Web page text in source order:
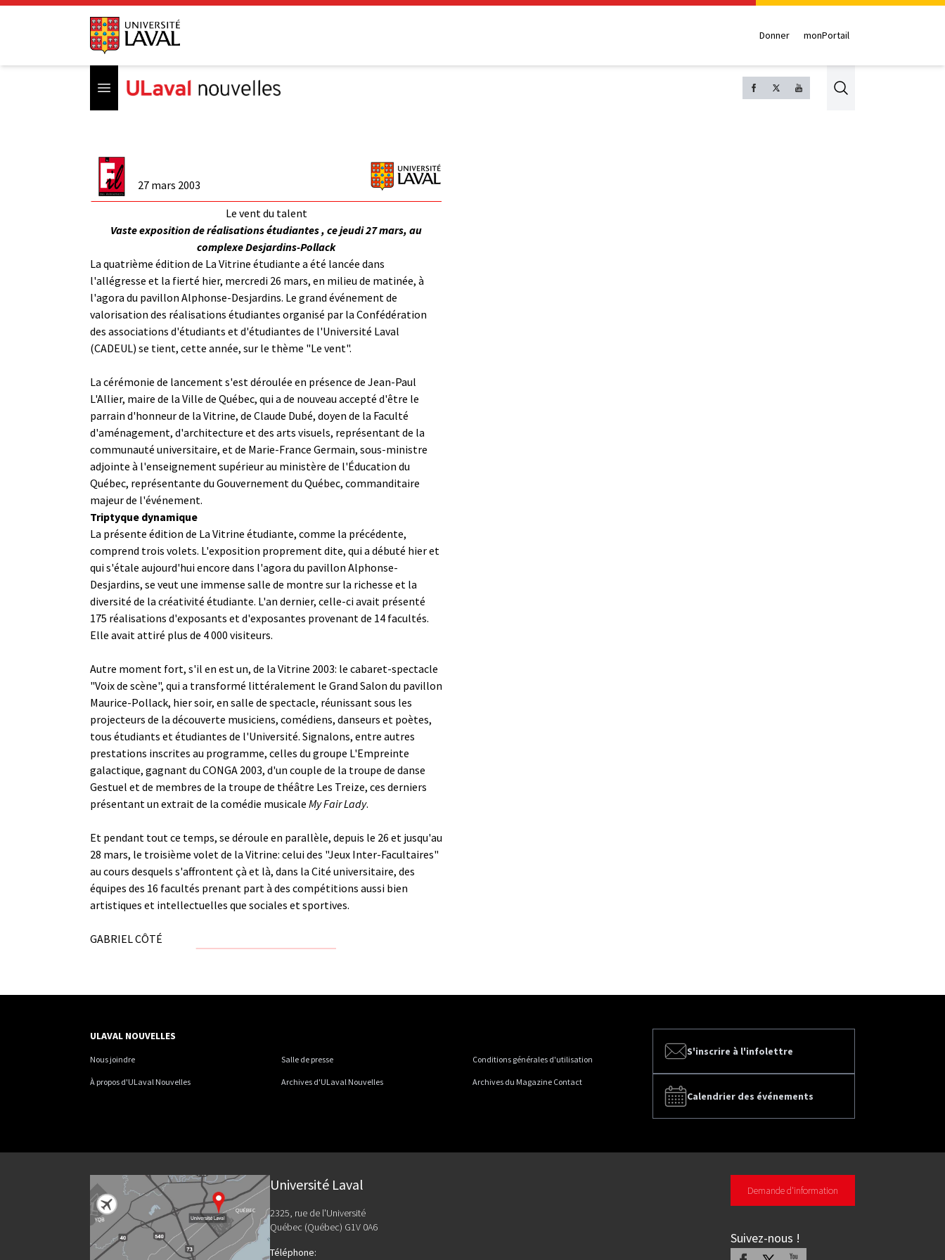
Donner monPortail
Open menu Search
27 mars 2003
Le vent du talent
Vaste exposition de réalisations étudiantes , ce jeudi 27 mars, au
complexe Desjardins-Pollack
La quatrième édition de La Vitrine étudiante a été lancée dans
l'allégresse et la fierté hier, mercredi 26 mars, en milieu de matinée, à
l'agora du pavillon Alphonse-Desjardins. Le grand événement de
valorisation des réalisations étudiantes organisé par la Confédération
des associations d'étudiants et d'étudiantes de l'Université Laval
(CADEUL) se tient, cette année, sur le thème "Le vent".
La cérémonie de lancement s'est déroulée en présence de Jean-Paul
L'Allier, maire de la Ville de Québec, qui a de nouveau accepté d'être le
parrain d'honneur de la Vitrine, de Claude Dubé, doyen de la Faculté
d'aménagement, d'architecture et des arts visuels, représentant de la
communauté universitaire, et de Marie-France Germain, sous-ministre
adjointe à l'enseignement supérieur au ministère de l'Éducation du
Québec, représentante du Gouvernement du Québec, commanditaire
majeur de l'événement.
Triptyque dynamique
La présente édition de La Vitrine étudiante, comme la précédente,
comprend trois volets. L'exposition proprement dite, qui a débuté hier et
qui s'étale aujourd'hui encore dans l'agora du pavillon Alphonse-
Desjardins, se veut une immense salle de montre sur la richesse et la
diversité de la créativité étudiante. L'an dernier, celle-ci avait présenté
175 réalisations d'exposants et d'exposantes provenant de 14 facultés.
Elle avait attiré plus de 4 000 visiteurs.
Autre moment fort, s'il en est un, de la Vitrine 2003: le cabaret-spectacle
"Voix de scène", qui a transformé littéralement le Grand Salon du pavillon
Maurice-Pollack, hier soir, en salle de spectacle, réunissant sous les
projecteurs de la découverte musiciens, comédiens, danseurs et poètes,
tous étudiants et étudiantes de l'Université. Signalons, entre autres
prestations inscrites au programme, celles du groupe L'Empreinte
galactique, gagnant du CONGA 2003, d'un couple de la troupe de danse
Gestuel et de membres de la troupe de théâtre Les Treize, ces derniers
présentant un extrait de la comédie musicale My Fair Lady.
Et pendant tout ce temps, se déroule en parallèle, depuis le 26 et jusqu'au
28 mars, le troisième volet de la Vitrine: celui des "Jeux Inter-Facultaires"
au cours desquels s'affrontent çà et là, dans la Cité universitaire, des
équipes des 16 facultés prenant part à des compétitions aussi bien
artistiques et intellectuelles que sociales et sportives.
GABRIEL CÔTÉ
S'inscrire à l'infolettre
Calendrier des événements
ULAVAL NOUVELLES
Nous joindre Salle de presse Conditions générales d'utilisation
À propos d'ULaval Nouvelles Archives d'ULaval Nouvelles Archives du Magazine Contact
Université Laval
2325, rue de l'Université
Québec (Québec) G1V 0A6
Téléphone:
Demande d'information
Suivez-nous !
Facebook Youtube